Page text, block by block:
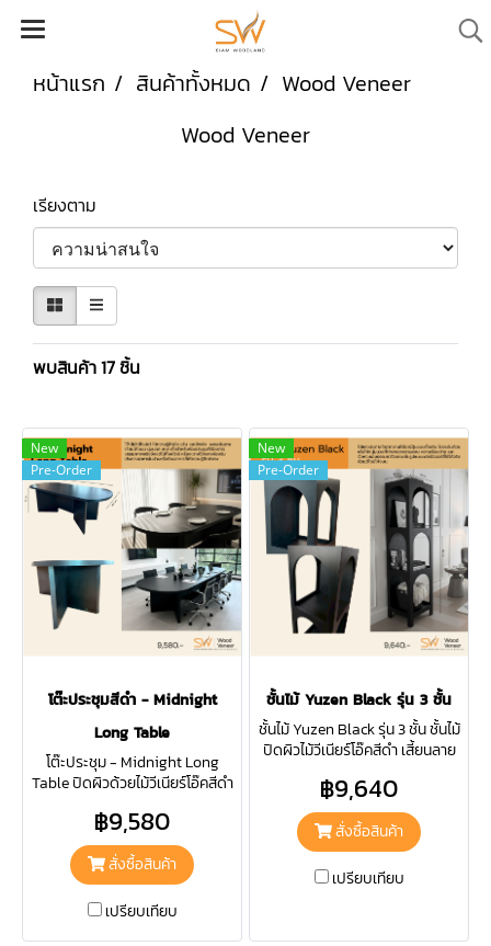
หน้าแรก สินค้าทั้งหมด
Wood Veneer
Wood Veneer
เรียงตาม
พบสินค้า 17 ชิ้น
New
Pre-Order
โต๊ะประชุมสีดำ - Midnight
Long Table
โต๊ะประชุม - Midnight Long
Table ปิดผิวด้วยไม้วีเนียร์โอ๊คสีดำ
Water Based แข็งแรง ทนทาน ใช้
งานได้ยาวนาน
฿9,580
สั่งซื้อสินค้า
เปรียบเทียบ
New
Pre-Order
ชั้นไม้ Yuzen Black รุ่น 3 ชั้น
ชั้นไม้ Yuzen Black รุ่น 3 ชั้น ชั้นไม้
ปิดผิวไม้วีเนียร์โอ๊คสีดำ เสี้ยนลาย
2 ชั้น เพิ่มชั้นวางให้วางของได้มาก
ยิ่งขึ้น
฿9,640
สั่งซื้อสินค้า
เปรียบเทียบ